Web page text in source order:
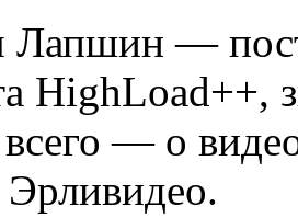
—
HighLoad++,
— о
Эрливидео.